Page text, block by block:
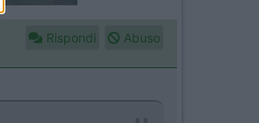
Rispondi Abuso